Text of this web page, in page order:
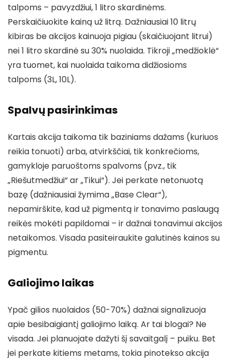
talpoms – pavyzdžiui, 1 litro skardinėms.
Perskaičiuokite kainą už litrą. Dažniausiai 10 litrų
kibiras be akcijos kainuoja pigiau (skaičiuojant litrui)
nei 1 litro skardinė su 30% nuolaida. Tikroji „medžioklė“
yra tuomet, kai nuolaida taikoma didžiosioms
talpoms (3L, 10L).
Spalvų pasirinkimas
Kartais akcija taikoma tik baziniams dažams (kuriuos
reikia tonuoti) arba, atvirkščiai, tik konkrečioms,
gamykloje paruoštoms spalvoms (pvz., tik
„Riešutmedžiui“ ar „Tikui“). Jei perkate netonuotą
bazę (dažniausiai žymima „Base Clear“),
nepamirškite, kad už pigmentą ir tonavimo paslaugą
reikės mokėti papildomai – ir dažnai tonavimui akcijos
netaikomos. Visada pasiteiraukite galutinės kainos su
pigmentu.
Galiojimo laikas
Ypač gilios nuolaidos (50-70%) dažnai signalizuoja
apie besibaigiantį galiojimo laiką. Ar tai blogai? Ne
visada. Jei planuojate dažyti šį savaitgalį – puiku. Bet
jei perkate kitiems metams, tokia pinotekso akcija